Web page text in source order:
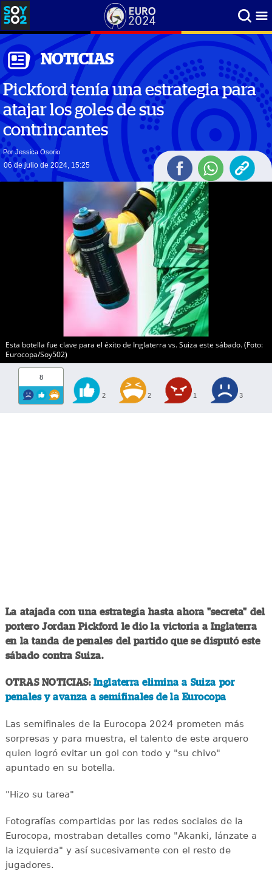
NOTICIAS
Pickford tenía una estrategia para
atajar los goles de sus
contrincantes
Por Jessica Osorio
06 de julio de 2024, 15:25
Esta botella fue clave para el éxito de Inglaterra vs. Suiza este sábado. (Foto:
Eurocopa/Soy502)
8
2 2 1 3
La atajada con una estrategia hasta ahora "secreta" del
portero Jordan Pickford le dio la victoria a Inglaterra
en la tanda de penales del partido que se disputó este
sábado contra Suiza.
OTRAS NOTICIAS: Inglaterra elimina a Suiza por
penales y avanza a semifinales de la Eurocopa
Las semifinales de la Eurocopa 2024 prometen más
sorpresas y para muestra, el talento de este arquero
quien logró evitar un gol con todo y "su chivo"
apuntado en su botella.
"Hizo su tarea"
Fotografías compartidas por las redes sociales de la
Eurocopa, mostraban detalles como "Akanki, lánzate a
la izquierda" y así sucesivamente con el resto de
jugadores.